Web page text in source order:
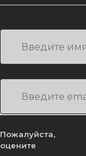
Пожалуйста,
оцените